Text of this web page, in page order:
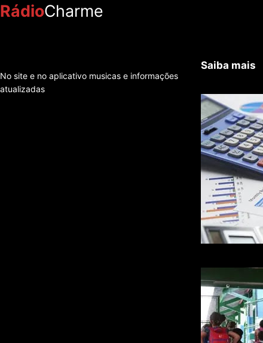
RádioCharme
No site e no aplicativo musicas e informações
atualizadas
Saiba mais